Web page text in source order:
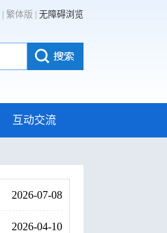
| 繁体版 | 无障碍浏览
互动交流
2026-07-08
2026-04-10